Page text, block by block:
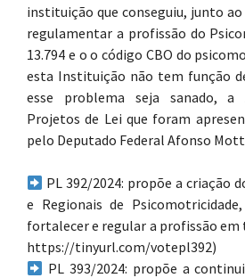
instituição que conseguiu, junto
regulamentar a profissão do
13.794 e o o código CBO do
esta Instituição não tem função
esse problema seja sanado, a
Projetos de Lei que foram
pelo Deputado Federal Afonso
PL 392/2024: propõe a criação
e Regionais de
fortalecer e regular a profissão em
https://tinyurl.com/votepl392)
PL 393/2024: propõe a